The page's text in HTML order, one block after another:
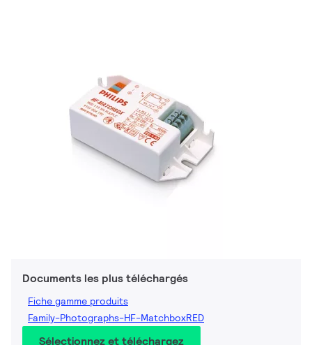
Documents les plus téléchargés
Fiche gamme produits
Family-Photographs-HF-MatchboxRED
Sélectionnez et téléchargez